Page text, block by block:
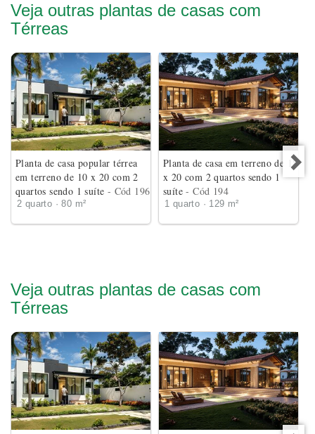
Veja outras plantas de casas com
Térreas
Planta de casa popular térrea
em terreno de 10 x 20 com 2
quartos sendo 1 suíte - Cód 196
2 quarto · 80 m²
Planta de casa em terreno de 18
x 20 com 2 quartos sendo 1
suíte- Cód 194
1 quarto · 129 m²
Veja outras plantas de casas com
Térreas